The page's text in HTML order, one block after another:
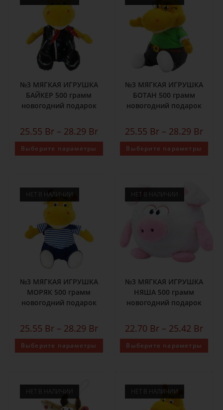
№3 МЯГКАЯ ИГРУШКА
БАЙКЕР 500 грамм
новогодний подарок
25.55 Br– 28.29 Br
Выберите параметры
№3 МЯГКАЯ ИГРУШКА
БОТАН 500 грамм
новогодний подарок
25.55 Br – 28.29 Br
Выберите параметры
НЕТ В НАЛИЧИИ
№3 МЯГКАЯ ИГРУШКА
МОРЯК 500 грамм
новогодний подарок
25.55 Br– 28.29 Br
Выберите параметры
НЕТ В НАЛИЧИИ
№3 МЯГКАЯ ИГРУШКА
НЯША 500 грамм
новогодний подарок
22.70 Br – 25.42 Br
Выберите параметры
НЕТ В НАЛИЧИИ НЕТ В НАЛИЧИИ